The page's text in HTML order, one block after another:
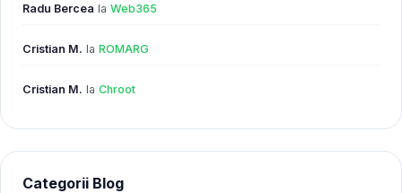
Radu Bercea la Web365
Cristian M. la ROMARG
Cristian M. la Chroot
Categorii Blog